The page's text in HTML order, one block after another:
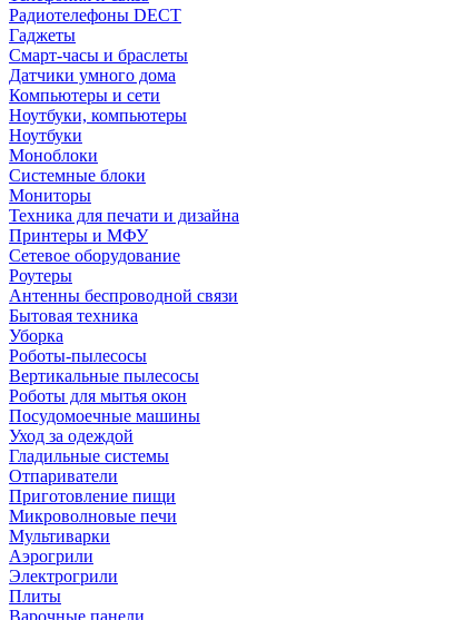
Радиотелефоны DECT
Гаджеты
Смарт-часы и браслеты
Датчики умного дома
Компьютеры и сети
Ноутбуки, компьютеры
Ноутбуки
Моноблоки
Системные блоки
Мониторы
Техника для печати и дизайна
Принтеры и МФУ
Сетевое оборудование
Роутеры
Антенны беспроводной связи
Бытовая техника
Уборка
Роботы-пылесосы
Вертикальные пылесосы
Роботы для мытья окон
Посудомоечные машины
Уход за одеждой
Гладильные системы
Отпариватели
Приготовление пищи
Микроволновые печи
Мультиварки
Аэрогрили
Электрогрили
Плиты
Варочные панели